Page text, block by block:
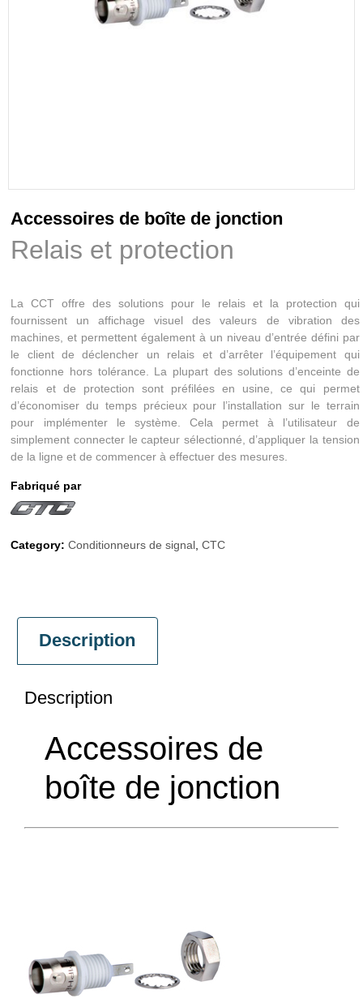
Accessoires de boîte de jonction
Relais et protection
La CCT offre des solutions pour le relais et la protection qui
fournissent un affichage visuel des valeurs de vibration des
machines, et permettent également à un niveau d’entrée défini par
le client de déclencher un relais et d’arrêter l’équipement qui
fonctionne hors tolérance. La plupart des solutions d’enceinte de
relais et de protection sont préfilées en usine, ce qui permet
d’économiser du temps précieux pour l’installation sur le terrain
pour implémenter le système. Cela permet à l’utilisateur de
simplement connecter le capteur sélectionné, d’appliquer la tension
de la ligne et de commencer à effectuer des mesures.
Fabriqué par
Category: Conditionneurs de signal,CTC
Description
Description
Accessoires de
boîte de jonction